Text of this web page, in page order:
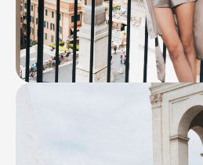
+7 (495) 970-15-55
info@atrium.su